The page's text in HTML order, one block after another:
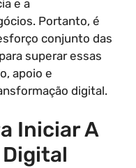
e a
Portanto, é
conjunto das
superar essas
apoio e
digital.
Iniciar A